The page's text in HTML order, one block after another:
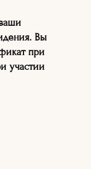
Вы
при
участии